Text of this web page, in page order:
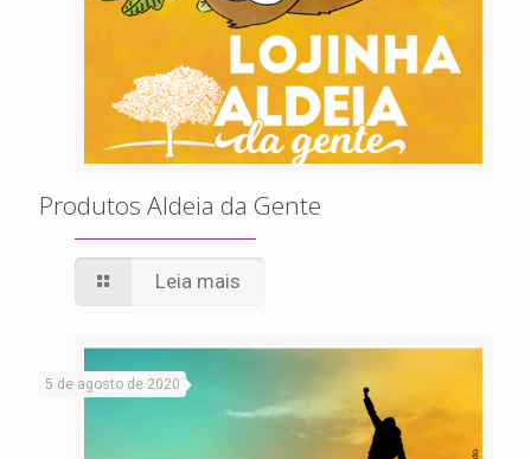
Produtos Aldeia da Gente
Leia mais
5 de agosto de 2020